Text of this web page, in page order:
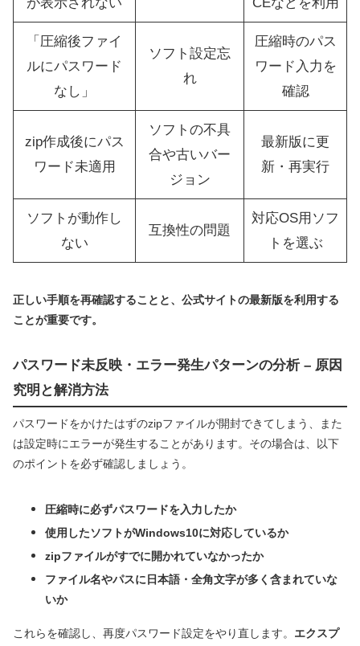
「圧縮後ファイ
ルにパスワード
なし」
ソフト設定忘
れ
圧縮時のパス
ワード入力を
確認
zip作成後にパス
ワード未適用
ソフトの不具
合や古いバー
ジョン
最新版に更
新・再実行
ソフトが動作し
ない
互換性の問題
対応OS用ソフ
トを選ぶ
正しい手順を再確認することと、公式サイトの最新版を利用する
ことが重要です。
パスワード未反映・エラー発生パターンの分析 – 原因
究明と解消方法
パスワードをかけたはずのzipファイルが開封できてしまう、また
は設定時にエラーが発生することがあります。その場合は、以下
のポイントを必ず確認しましょう。
圧縮時に必ずパスワードを入力したか
使用したソフトがWindows10に対応しているか
zipファイルがすでに開かれていなかったか
ファイル名やパスに日本語・全角文字が多く含まれていな
いか
これらを確認し、再度パスワード設定をやり直します。 エクスプ